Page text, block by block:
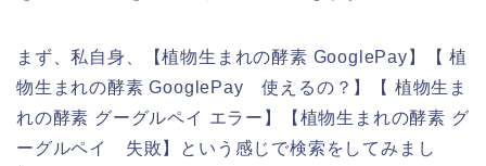
まず、私自身、【植物生まれの酵素 GooglePay】【 植
物生まれの酵素 GooglePay 使えるの？】【 植物生ま
れの酵素 グーグルペイ エラー】【植物生まれの酵素 グ
ーグルペイ 失敗】という感じで検索をしてみまし